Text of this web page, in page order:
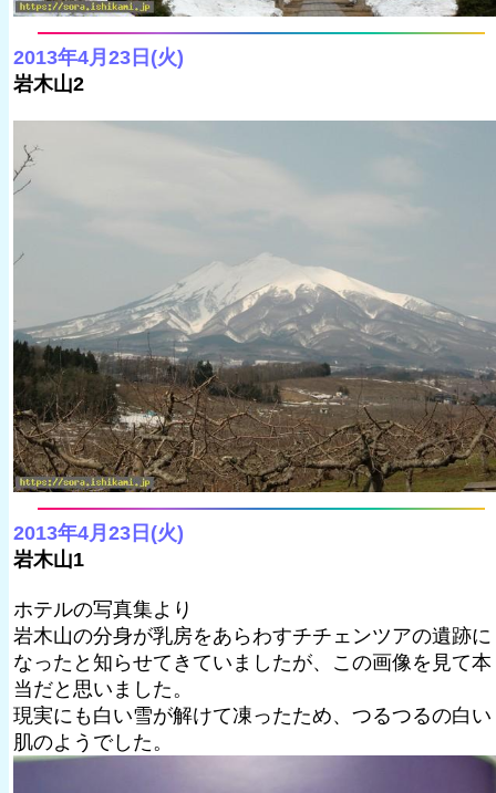
2013年4月23日(火)
岩木山2
2013年4月23日(火)
岩木山1
ホテルの写真集より
岩木山の分身が乳房をあらわすチチェンツアの遺跡に
なったと知らせてきていましたが、この画像を見て本
当だと思いました。
現実にも白い雪が解けて凍ったため、つるつるの白い
肌のようでした。